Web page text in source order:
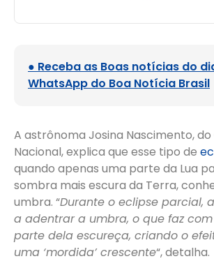
● Receba as Boas notícias do
WhatsApp do Boa Notícia Brasil
A astrônoma Josina Nascimento,
Nacional, explica que esse tipo de
quando apenas uma parte da Lua
sombra mais escura da Terra,
umbra. “Durante o eclipse parcial,
a adentrar a umbra, o que faz
parte dela escureça, criando o
uma ‘mordida’ crescente“, detalha.